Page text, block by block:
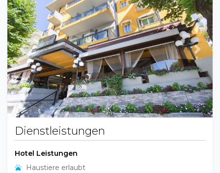
Previous Next
Dienstleistungen
Hotel Leistungen
Haustiere erlaubt